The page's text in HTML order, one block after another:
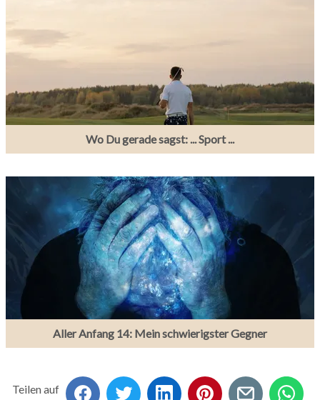
Wo Du gerade sagst: ... Sport ...
Aller Anfang 14: Mein schwierigster Gegner
Teilen auf